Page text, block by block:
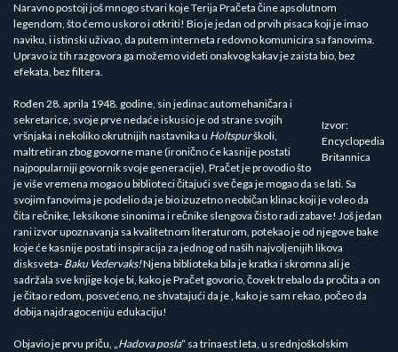
Naravno postoji još mnogo stvari koje Terija Pračeta čine apsolutnom
legendom, što ćemo uskoro i otkriti! Bio je jedan od prvih pisaca koji je imao
naviku, i istinski uživao, da putem interneta redovno komunicira sa fanovima.
Upravo iz tih razgovora ga možemo videti onakvog kakav je zaista bio, bez
efekata, bez filtera.
Izvor:
Encyclopedia
Britannica
Rođen 28. aprila 1948. godine, sin jedinac automehaničara i
sekretarice, svoje prve nedaće iskusio je od strane svojih
vršnjaka i nekoliko okrutnijih nastavnika u Holtspurškoli,
maltretiran zbog govorne mane (ironično će kasnije postati
najpopularniji govornik svoje generacije), Pračet je provodio što
je više vremena mogao u biblioteci čitajući sve čega je mogao da se lati. Sa
svojim fanovima je podelio da je bio izuzetno neobičan klinac koji je voleo da
čita rečnike, leksikone sinonima i rečnike slengova čisto radi zabave! Još jedan
rani izvor upoznavanja sa kvalitetnom literaturom, potekao je od njegove bake
koje će kasnije postati inspiracija za jednog od naših najvoljenijih likova
disksveta- Baku Vedervaks!Njena biblioteka bila je kratka i skromna ali je
sadržala sve knjige koje bi, kako je Pračet govorio, čovek trebalo da pročita a on
je čitao redom, posvećeno, ne shvatajući da je , kako je sam rekao, počeo da
dobija najdragoceniju edukaciju!
Objavio je prvu priču, „Hadova posla“ sa trinaest leta, u srednjoškolskim